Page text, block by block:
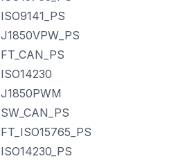
ISO9141_PS
J1850VPW_PS
FT_CAN_PS
ISO14230
J1850PWM
SW_CAN_PS
FT_ISO15765_PS
ISO14230_PS